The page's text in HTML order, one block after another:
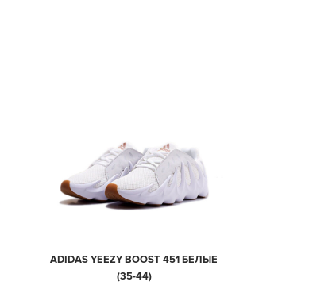
ADIDAS YEEZY BOOST 451 БЕЛЫЕ
(35-44)